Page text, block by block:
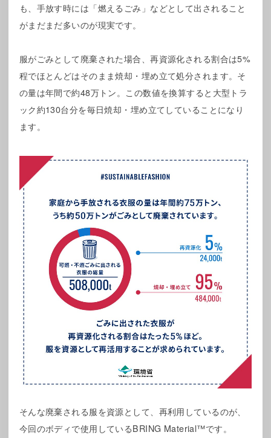
も、手放す時には「燃えるごみ」などとして出されること
がまだまだ多いのが現実です。
服がごみとして廃棄された場合、再資源化される割合は5%
程でほとんどはそのまま焼却・埋め立て処分されます。そ
の量は年間で約48万トン。この数値を換算すると大型トラ
ック約130台分を毎日焼却・埋め立てしていることになり
ます。
そんな廃棄される服を資源として、再利用しているのが、
今回のボディで使用しているBRING Material™です。